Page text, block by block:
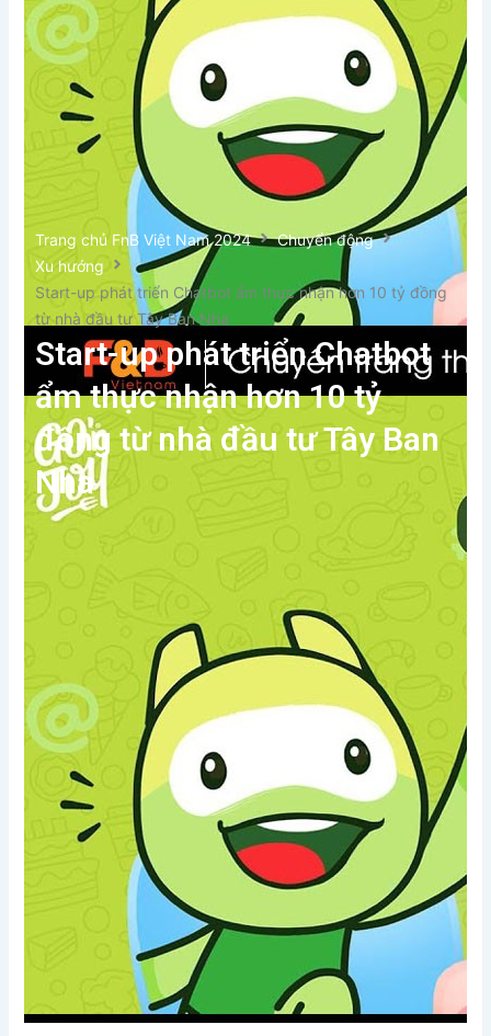
Xem thêm
Trang chủ FnB Việt Nam 2024
Chuyển động
Xu hướng
Start-up phát triển Chatbot ẩm thực nhận hơn 10 tỷ đồng
từ nhà đầu tư Tây Ban Nha
Start-up phát triển Chatbot
ẩm thực nhận hơn 10 tỷ
đồng từ nhà đầu tư Tây Ban
Nha